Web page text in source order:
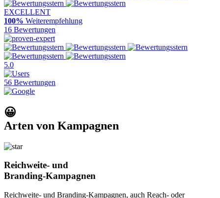
EXCELLENT
100% Weiterempfehlung
16 Bewertungen
5.0
56 Bewertungen
😀
Arten von Kampagnen
Reichweite- und
Branding-Kampagnen
Reichweite- und Branding-Kampagnen, auch Reach- oder